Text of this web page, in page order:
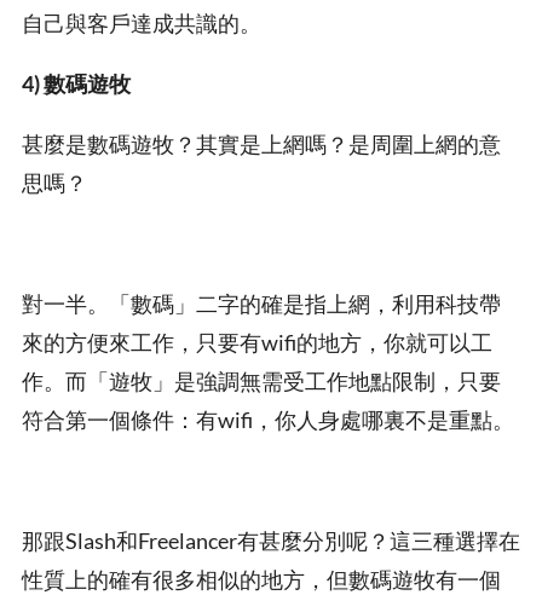
自己與客戶達成共識的。
4)數碼遊牧
甚麼是數碼遊牧？其實是上網嗎？是周圍上網的意
思嗎？
對一半。「數碼」二字的確是指上網，利用科技帶
來的方便來工作，只要有wifi的地方，你就可以工
作。而「遊牧」是強調無需受工作地點限制，只要
符合第一個條件：有wifi，你人身處哪裏不是重點。
那跟Slash和Freelancer有甚麼分別呢？這三種選擇在
性質上的確有很多相似的地方，但數碼遊牧有一個